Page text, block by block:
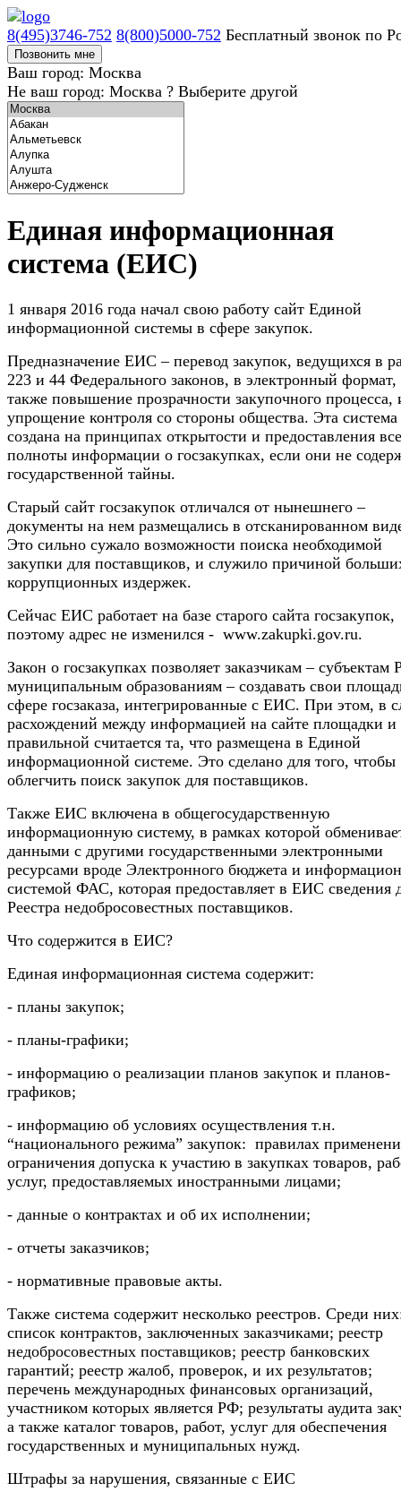
8(495)3746-752 8(800)5000-752 Бесплатный звонок по
Позвонить мне
Ваш город: Москва
Не ваш город: Москва ? Выберите другой
Единая информационная
система (ЕИС)
1 января 2016 года начал свою работу сайт Единой
информационной системы в сфере закупок.
Предназначение ЕИС – перевод закупок, ведущихся в
223 и 44 Федерального законов, в электронный формат,
также повышение прозрачности закупочного процесса,
упрощение контроля со стороны общества. Эта система
создана на принципах открытости и предоставления
полноты информации о госзакупках, если они не
государственной тайны.
Старый сайт госзакупок отличался от нынешнего –
документы на нем размещались в отсканированном
Это сильно сужало возможности поиска необходимой
закупки для поставщиков, и служило причиной
коррупционных издержек.
Сейчас ЕИС работает на базе старого сайта госзакупок,
поэтому адрес не изменился - www.zakupki.gov.ru.
Закон о госзакупках позволяет заказчикам – субъектам
муниципальным образованиям – создавать свои
сфере госзаказа, интегрированные с ЕИС. При этом, в
расхождений между информацией на сайте площадки
правильной считается та, что размещена в Единой
информационной системе. Это сделано для того, чтобы
облегчить поиск закупок для поставщиков.
Также ЕИС включена в общегосударственную
информационную систему, в рамках которой
данными с другими государственными электронными
ресурсами вроде Электронного бюджета и
системой ФАС, которая предоставляет в ЕИС сведения
Реестра недобросовестных поставщиков.
Что содержится в ЕИС?
Единая информационная система содержит:
- планы закупок;
- планы-графики;
- информацию о реализации планов закупок и планов-
графиков;
- информацию об условиях осуществления т.н.
“национального режима” закупок: правилах
ограничения допуска к участию в закупках товаров,
услуг, предоставляемых иностранными лицами;
- данные о контрактах и об их исполнении;
- отчеты заказчиков;
- нормативные правовые акты.
Также система содержит несколько реестров. Среди
список контрактов, заключенных заказчиками; реестр
недобросовестных поставщиков; реестр банковских
гарантий; реестр жалоб, проверок, и их результатов;
перечень международных финансовых организаций,
участником которых является РФ; результаты аудита
а также каталог товаров, работ, услуг для обеспечения
государственных и муниципальных нужд.
Штрафы за нарушения, связанные с ЕИС